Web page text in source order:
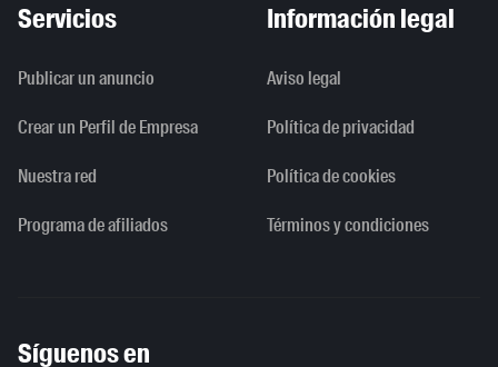
Servicios
Publicar un anuncio
Crear un Perfil de Empresa
Nuestra red
Programa de afiliados
Información legal
Aviso legal
Política de privacidad
Política de cookies
Términos y condiciones
Síguenos en